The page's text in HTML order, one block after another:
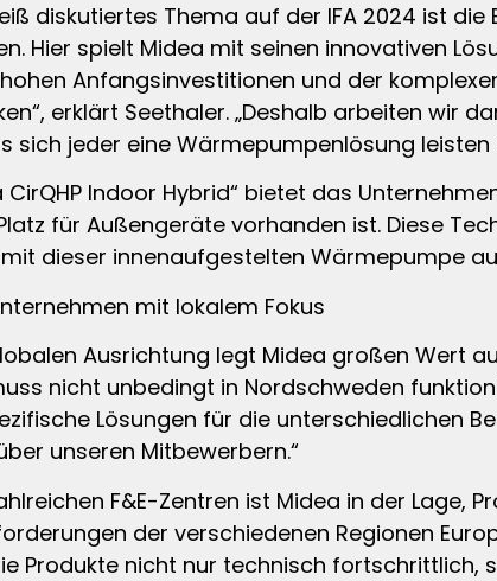
diskutiertes Thema auf der IFA 2024 ist
Hier spielt Midea mit seinen innovativen
Anfangsinvestitionen und der
erklärt Seethaler. „Deshalb arbeiten wir
sich jeder eine Wärmepumpenlösung leisten
CirQHP Indoor Hybrid“ bietet das
für Außengeräte vorhanden ist. Diese
dieser innenaufgestelten Wärmepumpe
mit lokalem Fokus
Ausrichtung legt Midea großen Wert
nicht unbedingt in Nordschweden
Lösungen für die unterschiedlichen
unseren Mitbewerbern.“
F&E-Zentren ist Midea in der Lage,
der verschiedenen Regionen
Produkte nicht nur technisch